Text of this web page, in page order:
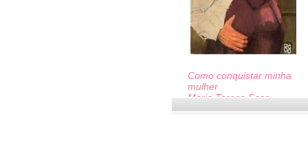
Como conquistar minha
mulher
Maria Teresa Sese